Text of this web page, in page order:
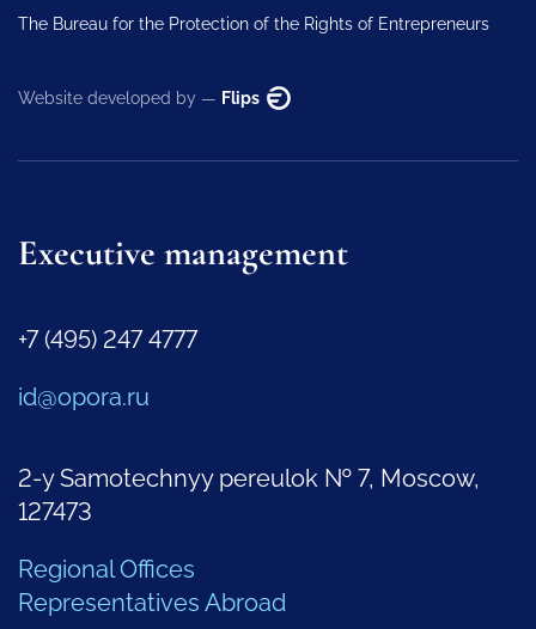
The Bureau for the Protection of the Rights of Entrepreneurs
Website developed by — Flips
Executive management
+7 (495) 247 4777
id@opora.ru
2-y Samotechnyy pereulok № 7, Moscow,
127473
Regional Offices
Representatives Abroad